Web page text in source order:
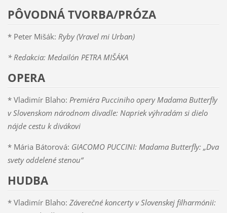
PÔVODNÁ TVORBA/PRÓZA
* Peter Mišák: Ryby (Vravel mi Urban)
* Redakcia: Medailón PETRA MIŠÁKA
OPERA
* Vladimír Blaho: Premiéra Pucciniho opery Madama Butterfly
v Slovenskom národnom divadle: Napriek výhradám si dielo
nájde cestu k divákovi
* Mária Bátorová: GIACOMO PUCCINI: Madama Butterfly: „Dva
svety oddelené stenou“
HUDBA
* Vladimír Blaho: Záverečné koncerty v Slovenskej filharmónii: